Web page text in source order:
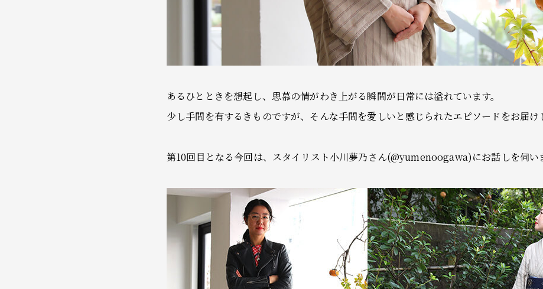
あるひとときを想起し、思慕の情がわき上がる瞬間が日常には溢れています。
少し手間を有するきものですが、そんな手間を愛しいと感じられたエピソードをお届け
第10回目となる今回は、スタイリスト小川夢乃さん(@yumenoogawa)にお話しを伺い